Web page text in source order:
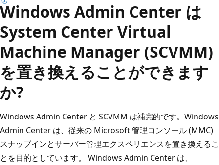
Windows Admin Center は
System Center Virtual
Machine Manager (SCVMM)
を置き換えることができます
か?
Windows Admin Center と SCVMM は補完的です。Windows
Admin Center は、従来の Microsoft 管理コンソール (MMC)
スナップインとサーバー管理エクスペリエンスを置き換えるこ
とを目的としています。 Windows Admin Center は、